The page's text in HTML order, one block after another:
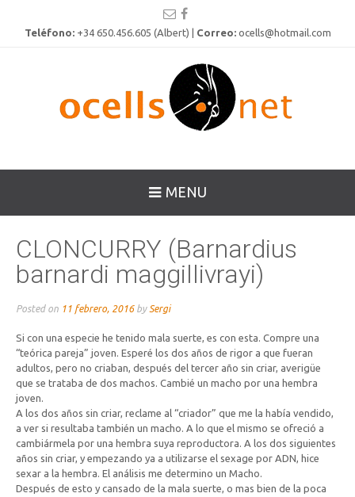
Teléfono:+34 650.456.605 (Albert) | Correo: ocells@hotmail.com
MENU
CLONCURRY (Barnardius
barnardi maggillivrayi)
Posted on 11 febrero, 2016by Sergi
Si con una especie he tenido mala suerte, es con esta. Compre una
“teórica pareja” joven. Esperé los dos años de rigor a que fueran
adultos, pero no criaban, después del tercer año sin criar, averigüe
que se trataba de dos machos. Cambié un macho por una hembra
joven.
A los dos años sin criar, reclame al “criador” que me la había vendido,
a ver si resultaba también un macho. A lo que el mismo se ofreció a
cambiármela por una hembra suya reproductora. A los dos siguientes
años sin criar, y empezando ya a utilizarse el sexage por ADN, hice
sexar a la hembra. El análisis me determino un Macho.
Después de esto y cansado de la mala suerte, o mas bien de la poca